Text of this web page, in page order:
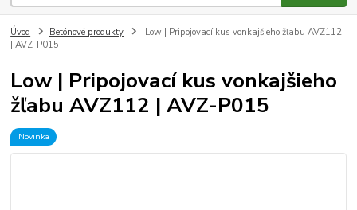
Úvod Betónové produkty
Low | Pripojovací kus vonkajšieho žľabu AVZ112
| AVZ-P015
Low | Pripojovací kus vonkajšieho
žľabu AVZ112 | AVZ-P015
Novinka